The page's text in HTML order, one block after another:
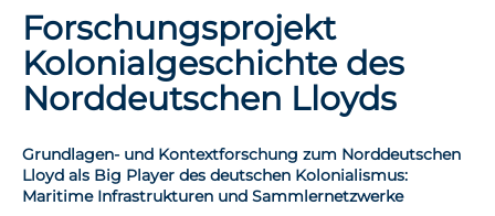
Forschungsprojekt
Kolonialgeschichte des
Norddeutschen Lloyds
Grundlagen- und Kontextforschung zum Norddeutschen
Lloyd als Big Player des deutschen Kolonialismus:
Maritime Infrastrukturen und Sammlernetzwerke